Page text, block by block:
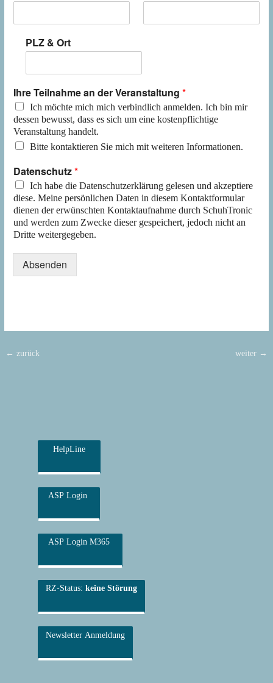
PLZ & Ort
Ihre Teilnahme an der Veranstaltung*
Ich möchte mich mich verbindlich anmelden. Ich bin mir
dessen bewusst, dass es sich um eine kostenpflichtige
Veranstaltung handelt.
Bitte kontaktieren Sie mich mit weiteren Informationen.
Datenschutz*
Ich habe die Datenschutzerklärung gelesen und akzeptiere
diese. Meine persönlichen Daten in diesem Kontaktformular
dienen der erwünschten Kontaktaufnahme durch SchuhTronic
und werden zum Zwecke dieser gespeichert, jedoch nicht an
Dritte weitergegeben.
Absenden
← zurück weiter →
HelpLine
ASP Login
ASP Login M365
RZ-Status:keine Störung
Newsletter Anmeldung